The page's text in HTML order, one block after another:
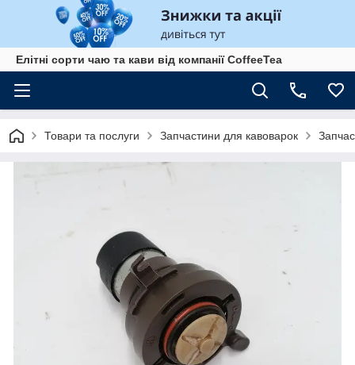
Елітні сорти чаю та кави від компанії CoffeeTea
Товари та послуги Запчастини для кавоварок